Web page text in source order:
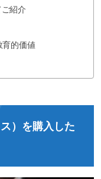
紹介
的価値
）を購入した